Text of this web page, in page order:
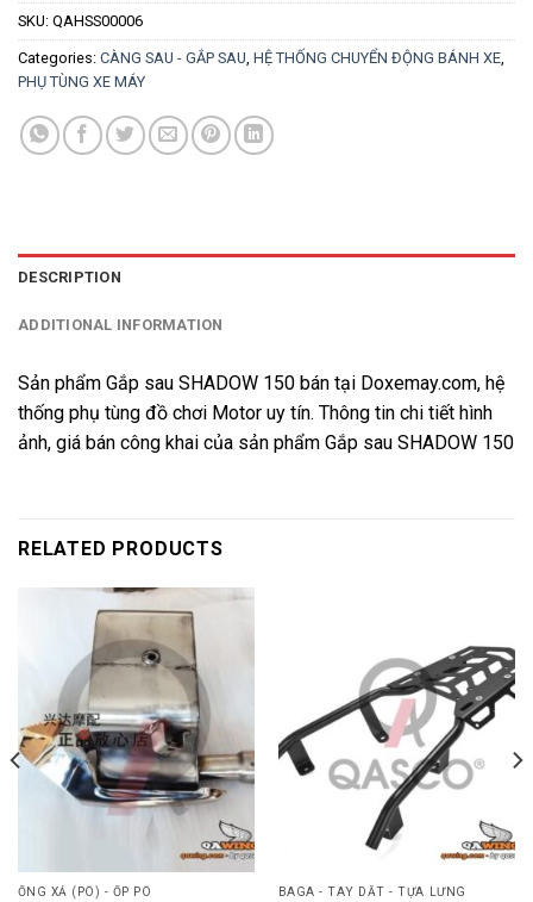
SKU: QAHSS00006
Categories: CÀNG SAU - GẮP SAU, HỆ THỐNG CHUYỂN ĐỘNG BÁNH XE,
PHỤ TÙNG XE MÁY
DESCRIPTION
ADDITIONAL INFORMATION
Sản phẩm Gắp sau SHADOW 150 bán tại Doxemay.com, hệ
thống phụ tùng đồ chơi Motor uy tín. Thông tin chi tiết hình
ảnh, giá bán công khai của sản phẩm Gắp sau SHADOW 150
RELATED PRODUCTS
ỐNG XẢ (PÔ) - ỐP PÔ BAGA - TAY DẮT - TỰA LƯNG